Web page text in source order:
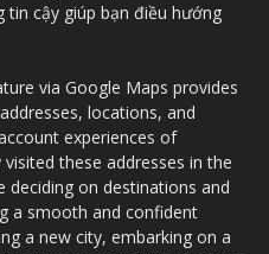
cậy giúp bạn điều hướng
via Google Maps provides
locations, and
experiences of
these addresses in the
on destinations and
a smooth and confident
a new city, embarking on a